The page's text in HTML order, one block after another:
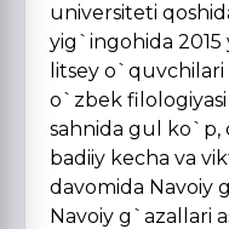
universiteti
yig`ingohida
litsey o`quvchilari
o`zbek
sahnida gul ko`p,
badiiy kecha va
davomida Navoiy
Navoiy g`azallari